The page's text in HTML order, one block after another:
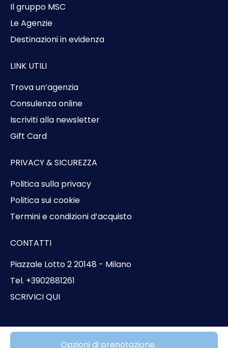
Opzioni di prenotazione
Il gruppo MSC
Le Agenzie
Destinazioni in evidenza
LINK UTILI
Trova un’agenzia
Consulenza online
Iscriviti alla newsletter
Gift Card
PRIVACY & SICUREZZA
Politica sulla privacy
Politica sui cookie
Termini e condizioni d’acquisto
CONTATTI
Piazzale Lotto 2 20148 - Milano
Tel. +3902881261
SCRIVICI QUI
© Copyright 2026 Bluvacanze